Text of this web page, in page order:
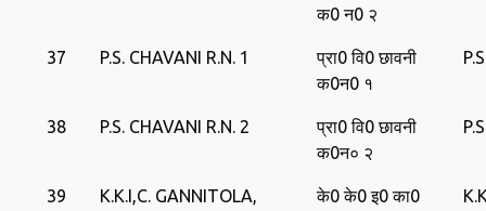
क0 न0 २
37 P.S. CHAVANI R.N. 1
प्रा0 वि0 छावनी
क0न0 १
38 P.S. CHAVANI R.N. 2
प्रा0 वि0 छावनी
क0न० २
39
K.K.I,C. GANNITOLA,
के0 के0 इ0 का0